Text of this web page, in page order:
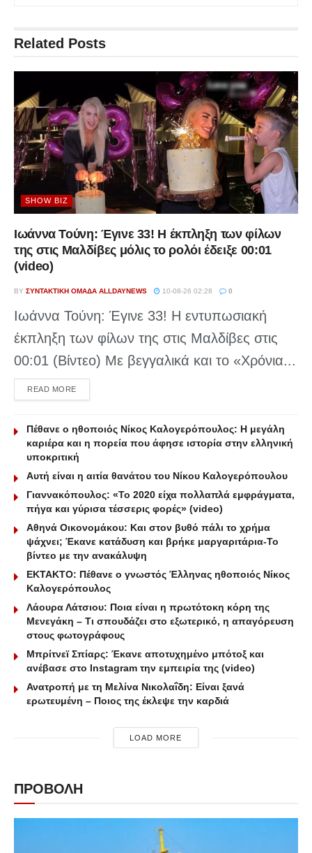
Related Posts
SHOW BIZ
Ιωάννα Τούνη: Έγινε 33! Η έκπληξη των φίλων
της στις Μαλδίβες μόλις το ρολόι έδειξε 00:01
(video)
BY ΣΥΝΤΑΚΤΙΚΉ ΟΜΆΔΑ ALLDAYNEWS 10-08-26 02:28 0
Ιωάννα Τούνη: Έγινε 33! Η εντυπωσιακή
έκπληξη των φίλων της στις Μαλδίβες στις
00:01 (Βίντεο) Με βεγγαλικά και το «Χρόνια...
READ MOREDETAILS
Πέθανε ο ηθοποιός Νίκος Καλογερόπουλος: Η μεγάλη
καριέρα και η πορεία που άφησε ιστορία στην ελληνική
υποκριτική
Αυτή είναι η αιτία θανάτου του Νίκου Καλογερόπουλου
Γιαννακόπουλος: «Το 2020 είχα πολλαπλά εμφράγματα,
πήγα και γύρισα τέσσερις φορές» (video)
Αθηνά Οικονομάκου: Και στον βυθό πάλι το χρήμα
ψάχνει; Έκανε κατάδυση και βρήκε μαργαριτάρια-To
βίντεο με την ανακάλυψη
ΕΚΤΑΚΤΟ: Πέθανε ο γνωστός Έλληνας ηθοποιός Νίκος
Καλογερόπουλος
Λάουρα Λάτσιου: Ποια είναι η πρωτότοκη κόρη της
Μενεγάκη – Τι σπουδάζει στο εξωτερικό, η απαγόρευση
στους φωτογράφους
Μπρίτνεϊ Σπίαρς: Έκανε αποτυχημένο μπότοξ και
ανέβασε στο Instagram την εμπειρία της (video)
Ανατροπή με τη Μελίνα Νικολαΐδη: Είναι ξανά
ερωτευμένη – Ποιος της έκλεψε την καρδιά
LOAD MORE
ΠΡΟΒΟΛΗ